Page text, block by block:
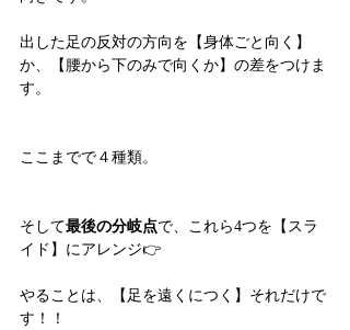
出した足の反対の方向を【身体ごと向く】
か、【腰から下のみで向くか】の差をつけま
す。
ここまでで４種類。
そして最後の分岐点で、これら4つを【スラ
イド】にアレンジ👉
やることは、【足を遠くにつく】それだけで
す！！